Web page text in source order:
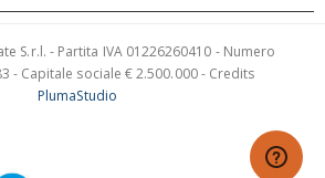
S.r.l. - Partita IVA 01226260410 - Numero
- Capitale sociale € 2.500.000 - Credits
PlumaStudio